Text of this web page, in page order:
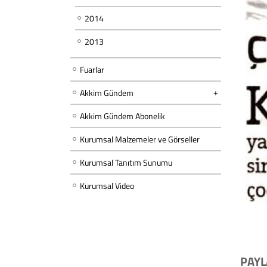
2014
2013
Fuarlar
Akkim Gündem
Akkim Gündem Abonelik
Kurumsal Malzemeler ve Görseller
Kurumsal Tanıtım Sunumu
Kurumsal Video